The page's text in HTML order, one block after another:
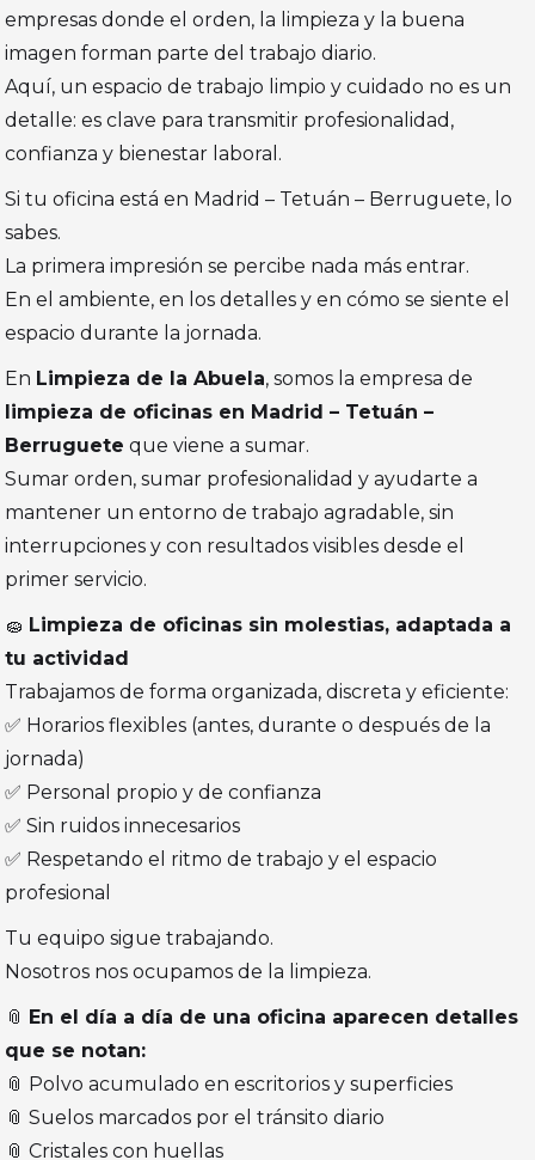
empresas donde el orden, la limpieza y la buena
imagen forman parte del trabajo diario.
Aquí, un espacio de trabajo limpio y cuidado no es un
detalle: es clave para transmitir profesionalidad,
confianza y bienestar laboral.
Si tu oficina está en Madrid – Tetuán – Berruguete, lo
sabes.
La primera impresión se percibe nada más entrar.
En el ambiente, en los detalles y en cómo se siente el
espacio durante la jornada.
En Limpieza de la Abuela, somos la empresa de
limpieza de oficinas en Madrid – Tetuán –
Berruguete que viene a sumar.
Sumar orden, sumar profesionalidad y ayudarte a
mantener un entorno de trabajo agradable, sin
interrupciones y con resultados visibles desde el
primer servicio.
🧽 Limpieza de oficinas sin molestias, adaptada a
tu actividad
Trabajamos de forma organizada, discreta y eficiente:
✅ Horarios flexibles (antes, durante o después de la
jornada)
✅ Personal propio y de confianza
✅ Sin ruidos innecesarios
✅ Respetando el ritmo de trabajo y el espacio
profesional
Tu equipo sigue trabajando.
Nosotros nos ocupamos de la limpieza.
📎 En el día a día de una oficina aparecen detalles
que se notan:
📎 Polvo acumulado en escritorios y superficies
📎 Suelos marcados por el tránsito diario
📎 Cristales con huellas